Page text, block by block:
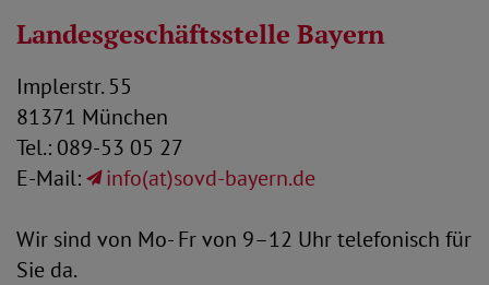
Landesgeschäftsstelle Bayern
Implerstr. 55
81371 München
Tel.: 089-53 05 27
E-Mail:
info(at)sovd-bayern.de
Wir sind von Mo- Fr von 9–12 Uhr telefonisch für
Sie da.